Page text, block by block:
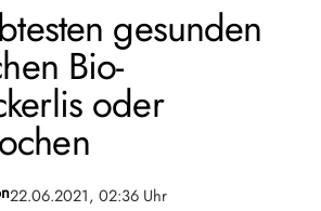
gesunden
Bio-
oder
22.06.2021, 02:36 Uhr